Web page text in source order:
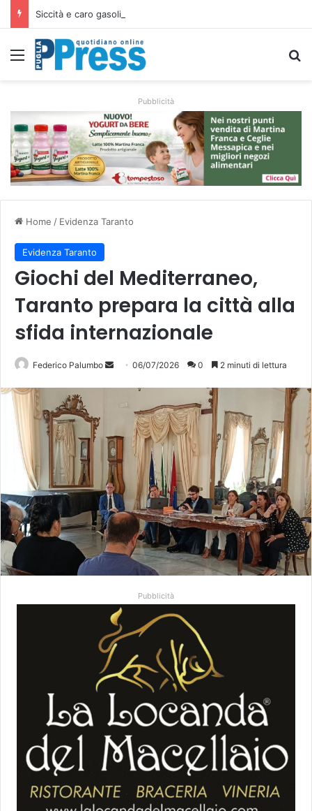
Menu
Pubblicità
Home / Evidenza Taranto
Evidenza Taranto
Giochi del Mediterraneo,
Taranto prepara la città alla
sfida internazionale
Federico Palumbo
Invia 06/07/2026 0 2 minuti di lettura
Pubblicità